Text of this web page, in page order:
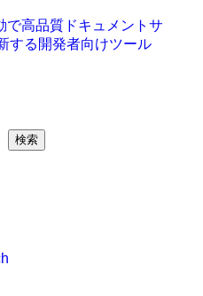
で高品質ドキュメントサ
する開発者向けツール
検索